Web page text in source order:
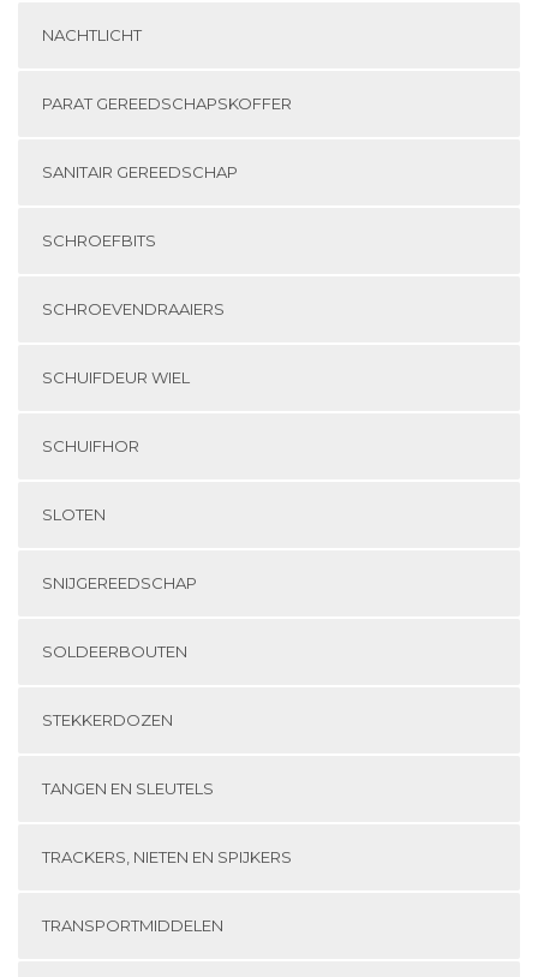
NACHTLICHT
PARAT GEREEDSCHAPSKOFFER
SANITAIR GEREEDSCHAP
SCHROEFBITS
SCHROEVENDRAAIERS
SCHUIFDEUR WIEL
SCHUIFHOR
SLOTEN
SNIJGEREEDSCHAP
SOLDEERBOUTEN
STEKKERDOZEN
TANGEN EN SLEUTELS
TRACKERS, NIETEN EN SPIJKERS
TRANSPORTMIDDELEN